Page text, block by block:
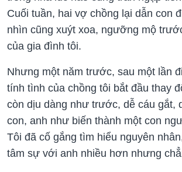
Cuối tuần, hai vợ chồng lại dẫn con
nhìn cũng xuýt xoa, ngưỡng mộ
của gia đình tôi.
Nhưng một năm trước, sau một lần
tính tình của chồng tôi bắt đầu thay
còn dịu dàng như trước, dễ cáu gắt,
con, anh như biến thành một con
Tôi đã cố gắng tìm hiểu nguyên
tâm sự với anh nhiều hơn nhưng